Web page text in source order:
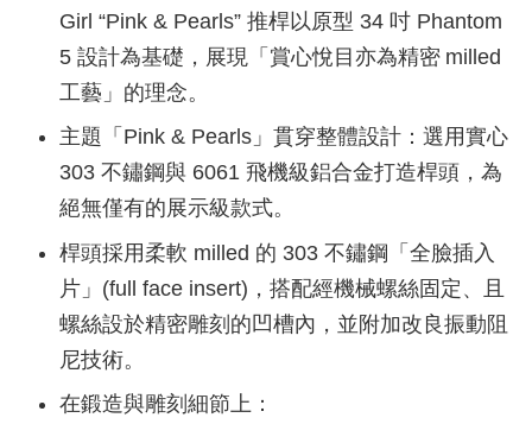
Girl “Pink & Pearls” 推桿以原型 34 吋 Phantom
5 設計為基礎，展現「賞心悅目亦為精密 milled
工藝」的理念。
主題「Pink & Pearls」貫穿整體設計：選用實心
303 不鏽鋼與 6061 飛機級鋁合金打造桿頭，為
絕無僅有的展示級款式。
桿頭採用柔軟 milled 的 303 不鏽鋼「全臉插入
片」(full face insert)，搭配經機械螺絲固定、且
螺絲設於精密雕刻的凹槽內，並附加改良振動阻
尼技術。
在鍛造與雕刻細節上：